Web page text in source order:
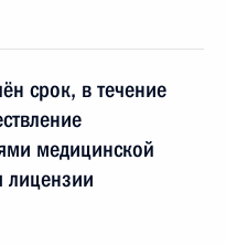
срок, в течение
медицинской
лицензии